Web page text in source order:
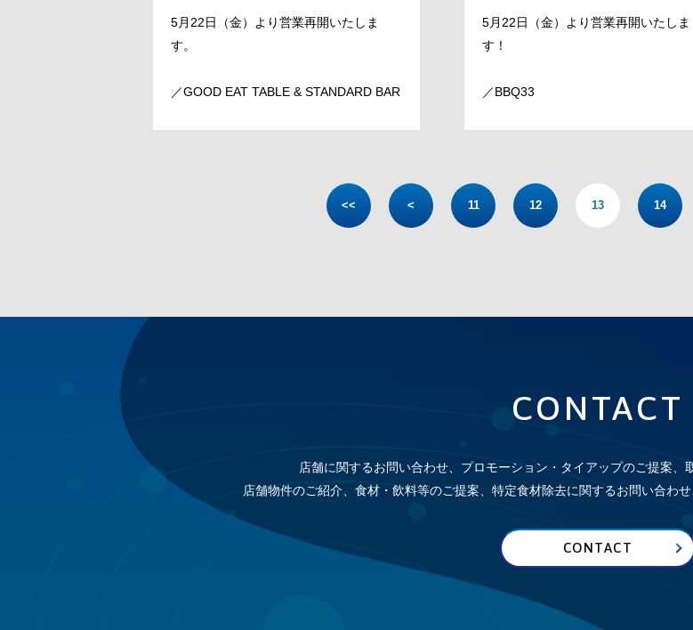
5月22日（金）より営業再開いたしま
す。
／GOOD EAT TABLE & STANDARD BAR
5月22日（金）より営業再開いたしま
す！
／BBQ33
<< < 11 12 13 14
CONTACT
店舗に関するお問い合わせ、プロモーション・タイアップのご提案、
店舗物件のご紹介、食材・飲料等のご提案、特定食材除去に関するお問い合わ
CONTACT